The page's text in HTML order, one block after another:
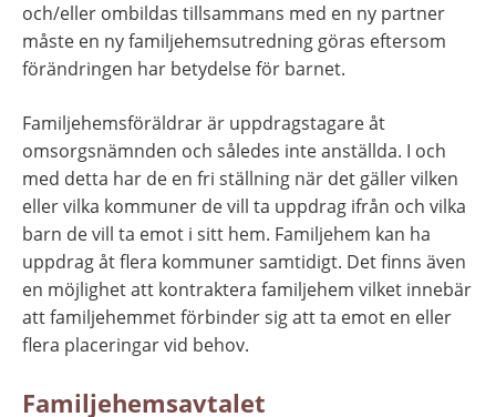
och/eller ombildas tillsammans med en ny partner
måste en ny familjehemsutredning göras eftersom
förändringen har betydelse för barnet.
Familjehemsföräldrar är uppdragstagare åt
omsorgsnämnden och således inte anställda. I och
med detta har de en fri ställning när det gäller vilken
eller vilka kommuner de vill ta uppdrag ifrån och vilka
barn de vill ta emot i sitt hem. Familjehem kan ha
uppdrag åt flera kommuner samtidigt. Det finns även
en möjlighet att kontraktera familjehem vilket innebär
att familjehemmet förbinder sig att ta emot en eller
flera placeringar vid behov.
Familjehemsavtalet